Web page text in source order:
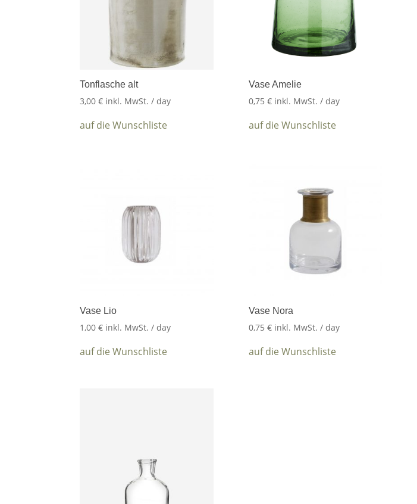
Tonflasche alt
3,00€ inkl. MwSt. / day
auf die Wunschliste
Vase Amelie
0,75 € inkl. MwSt. / day
auf die Wunschliste
Vase Lio
1,00€ inkl. MwSt. / day
auf die Wunschliste
Vase Nora
0,75 € inkl. MwSt. / day
auf die Wunschliste